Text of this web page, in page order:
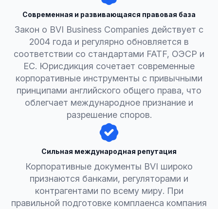
Современная и развивающаяся правовая база
Закон о BVI Business Companies действует с
2004 года и регулярно обновляется в
соответствии со стандартами FATF, ОЭСР и
ЕС. Юрисдикция сочетает современные
корпоративные инструменты с привычными
принципами английского общего права, что
облегчает международное признание и
разрешение споров.
Сильная международная репутация
Корпоративные документы BVI широко
признаются банками, регуляторами и
контрагентами по всему миру. При
правильной подготовке комплаенса компания